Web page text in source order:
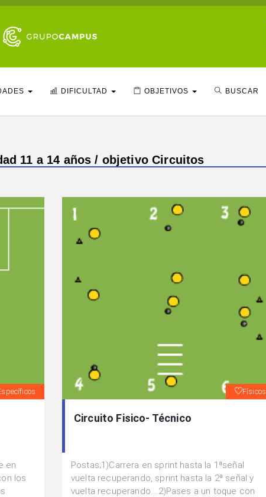
DIFICULTAD OBJETIVOS BUSCAR
11 a 14 años / objetivo Circuitos
en
los
Físicos
Circuito Fisico- Técnico
Postas;1)Carrera en sprint hasta la 1ªseñal
vuelta recuperando, sprint hasta la 2ª señal y
vuelta recuperando....2)Pases a un toque con